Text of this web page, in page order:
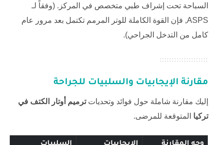
السباحة تحت إشراف طبي متخصص في المركز. (وفقاً لـ
ASPS, فإن القوة الكاملة للوتر المرمم تكتمل بعد مرور عام
كامل من التدخل الجراحي).
مقارنة الإيجابيات والسلبيات للجراحة
إليك مقارنة شاملة حول فوائد وتحدياتترميم أوتار الكتف في
تركيا المتوقعة للمرضى.